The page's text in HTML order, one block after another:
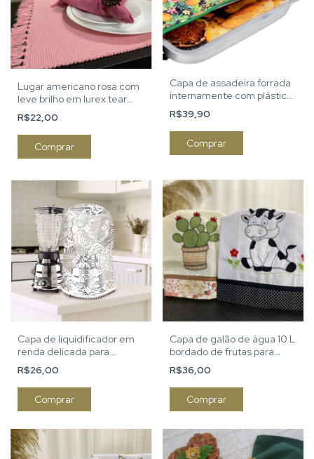
Lugar americano rosa com
leve brilho em lurex tear
artesanal
R$22,00
Capa de assadeira forrada
internamente com plástico
lavável
R$39,90
Comprar
Capa de liquidificador em
renda delicada para
cozinha
R$26,00
Comprar
Capa de galão de água 10 L
bordado de frutas para
cozinha
R$36,00
Comprar